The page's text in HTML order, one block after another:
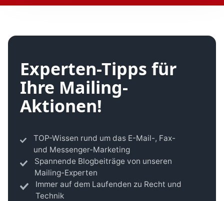
Experten-Tipps für
Ihre Mailing-
Aktionen!
TOP-Wissen rund um das E-Mail-, Fax-
und Messenger-Marketing
Spannende Blogbeiträge von unseren
Mailing-Experten
Immer auf dem Laufenden zu Recht und
Technik